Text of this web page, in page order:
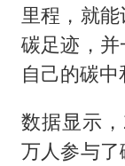
里程，就
碳足迹，
自己的碳中
数据显示
万人参与